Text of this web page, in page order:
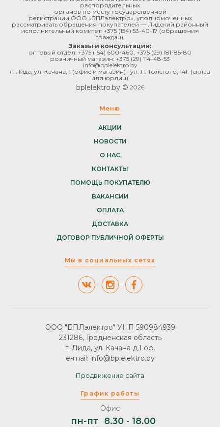
распорядительных
органов по месту государственной
регистрации ООО «БПЛэлектро», уполномоченных
рассматривать обращения покупателей — Лидский районный
исполнительный комитет: +375 (154) 53-40-17 (обращения
граждан).
Заказы и консультации:
оптовый отдел: +375 (154) 600-460 +375 (29) 181-85-80
розничный магазин: +375 (29) 114-48-53
info@bplelektro.by
г. Лида, ул. Качана, 1 (офис и магазин) · ул. Л. Толстого, 14Г (склад
для юрлиц)
bplelektro.by © 2026
Меню
АКЦИИ
НОВОСТИ
О НАС
КОНТАКТЫ
ПОМОЩЬ ПОКУПАТЕЛЮ
ВАКАНСИИ
ОПЛАТА
ДОСТАВКА
ДОГОВОР ПУБЛИЧНОЙ ОФЕРТЫ
Мы в социальных сетях
График работы
Офис
пн-пт 8.30 - 18.00
ООО "БПЛэлектро" УНП 590984939
231286, Гродненская область
г. Лида, ул. Качана д.1 оф.
e-mail: info@bplelektro.by
Продвижение сайта